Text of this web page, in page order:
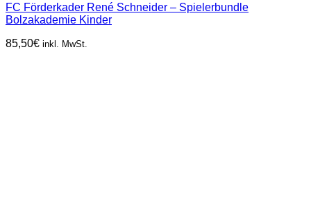
FC Förderkader René Schneider – Spielerbundle
Bolzakademie Kinder
85,50€ inkl. MwSt.